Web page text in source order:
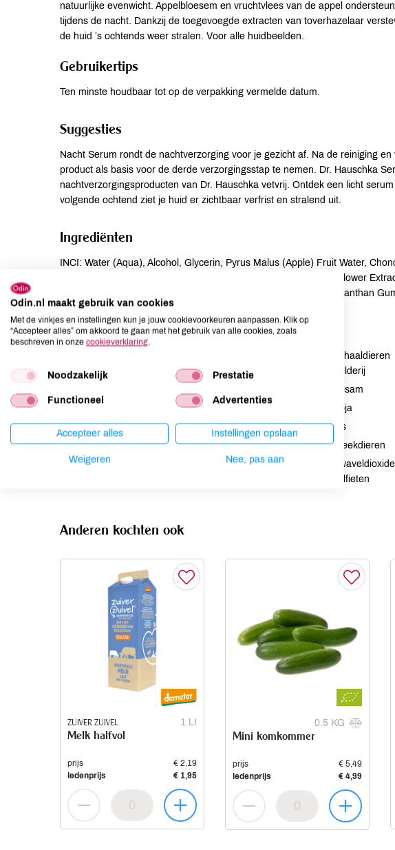
natuurlijke evenwicht. Appelbloesem en vruchtvlees van de appel
tijdens de nacht. Dankzij de toegevoegde extracten van toverhazelaar
de huid ’s ochtends weer stralen. Voor alle huidbeelden.
Gebruikertips
Ten minste houdbaar tot op de verpakking vermelde datum.
Suggesties
Nacht Serum rondt de nachtverzorging voor je gezicht af. Na de reiniging
product als basis voor de derde verzorgingsstap te nemen. Dr. Hauschka
nachtverzorgingsproducten van Dr. Hauschka vetvrij. Ontdek een licht
volgende ochtend ziet je huid er zichtbaar verfrist en stralend uit.
Ingrediënten
INCI: Water (Aqua), Alcohol, Glycerin, Pyrus Malus (Apple) Fruit Water,
(Witch Hazel) Bark/Leaf Extract, Hectorite, Pyrus Malus (Apple) Flower
Limonene***, Linalool***, Geraniol***, Citral***, Sodium Chloride, Xanthan
Allergenen
Ei
onbekend
Gluten
onbekend
Lupine
Noten
Schaaldieren
Selderij
Sesam
Soja
Vis
Weekdieren
sulfieten
Anderen kochten ook
ZUIVER ZUIVEL 1 LI
Melk halfvol
prijs
€ 2,19
ledenprijs
€ 1,95
0.5 KG
Mini komkommer
prijs
€ 5,49
ledenprijs
€ 4,99
Odin.nl maakt gebruik van cookies
Met de vinkjes en instellingen kun je jouw cookievoorkeuren aanpassen. Klik op
“Accepteer alles” om akkoord te gaan met het gebruik van alle cookies, zoals
beschreven in onze cookieverklaring.
Noodzakelijk Prestatie
Functioneel Advertenties
Accepteer alles Instellingen opslaan
Weigeren Nee, pas aan